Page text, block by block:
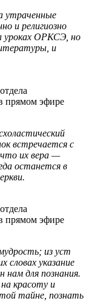
утраченные
и религиозно
уроках ОРКСЭ, но
и
прямом эфире
встречается с
что их вера —
останется в
прямом эфире
из уст
указание
для познания.
красоту и
тайне, познать